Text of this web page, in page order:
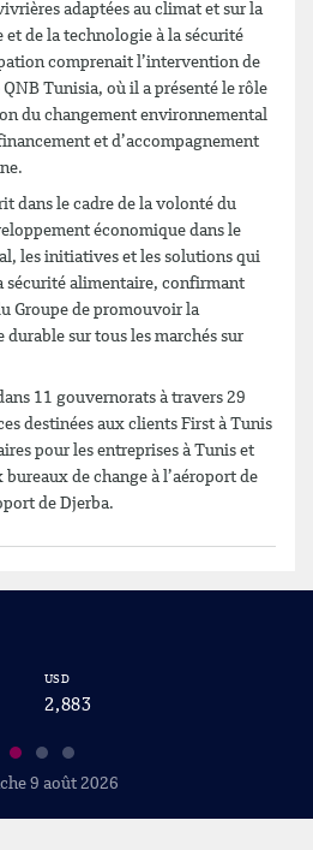
adaptées au climat et sur la
de la technologie à la sécurité
comprenait l’intervention de
Tunisia, où il a présenté le rôle
du changement environnemental
et d’accompagnement
dans le cadre de la volonté du
économique dans le
les initiatives et les solutions qui
sécurité alimentaire, confirmant
Groupe de promouvoir la
durable sur tous les marchés sur
11 gouvernorats à travers 29
destinées aux clients First à Tunis
pour les entreprises à Tunis et
bureaux de change à l’aéroport de
de Djerba.
USD
2,883
9 août 2026